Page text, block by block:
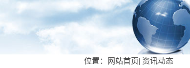
位置： 网站首页| 资讯动态